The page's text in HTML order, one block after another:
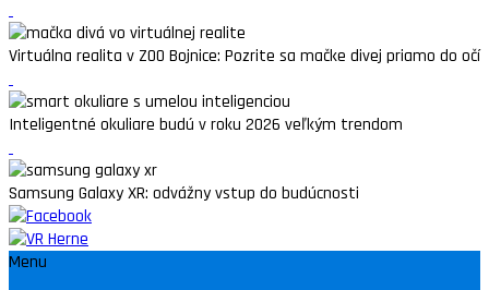
Virtuálna realita v ZOO Bojnice: Pozrite sa mačke divej priamo do očí
Inteligentné okuliare budú v roku 2026 veľkým trendom
Samsung Galaxy XR: odvážny vstup do budúcnosti
Menu